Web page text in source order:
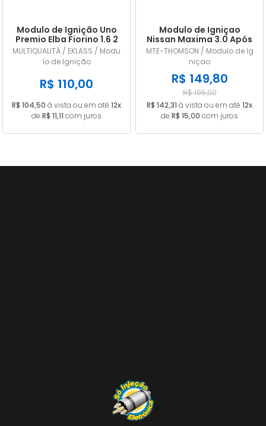
Modulo de Ignição Uno
Premio Elba Fiorino 1.6 2
Pinos C/ Cabo
MULTIQUALITÁ / EKLASS / Modu
lo de Ignição
R$ 110,00
R$ 104,50 à vista ou em até 12x
de R$ 11,11 com juros
Modulo de Igniçao
Nissan Maxima 3.0 Após
1990 22020-P9700
MTE-THOMSON / Modulo de Ig
niçao
R$ 149,80
R$ 195,00
R$ 142,31 à vista ou em até 12x
de R$ 15,00 com juros